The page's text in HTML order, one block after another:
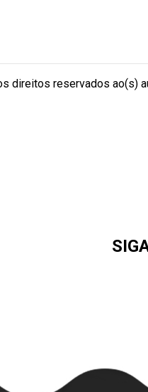
direitos reservados ao(s)